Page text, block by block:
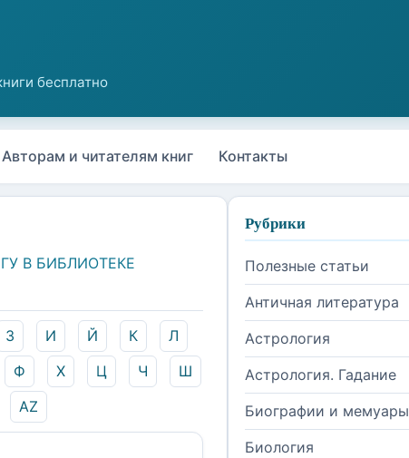
Авторам и читателям книг Контакты
В БИБЛИОТЕКЕ
З И Й К
Л
Ф Х Ц Ч
Ш
AZ
Рубрики
Полезные статьи
Античная литература
Астрология
Астрология. Гадание
Биографии и мемуары
Биология